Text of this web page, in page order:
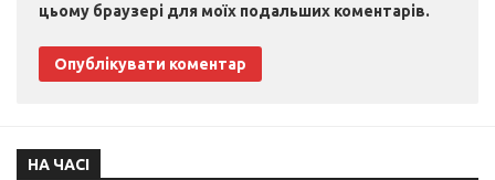
цьому браузері для моїх подальших коментарів.
НА ЧАСІ